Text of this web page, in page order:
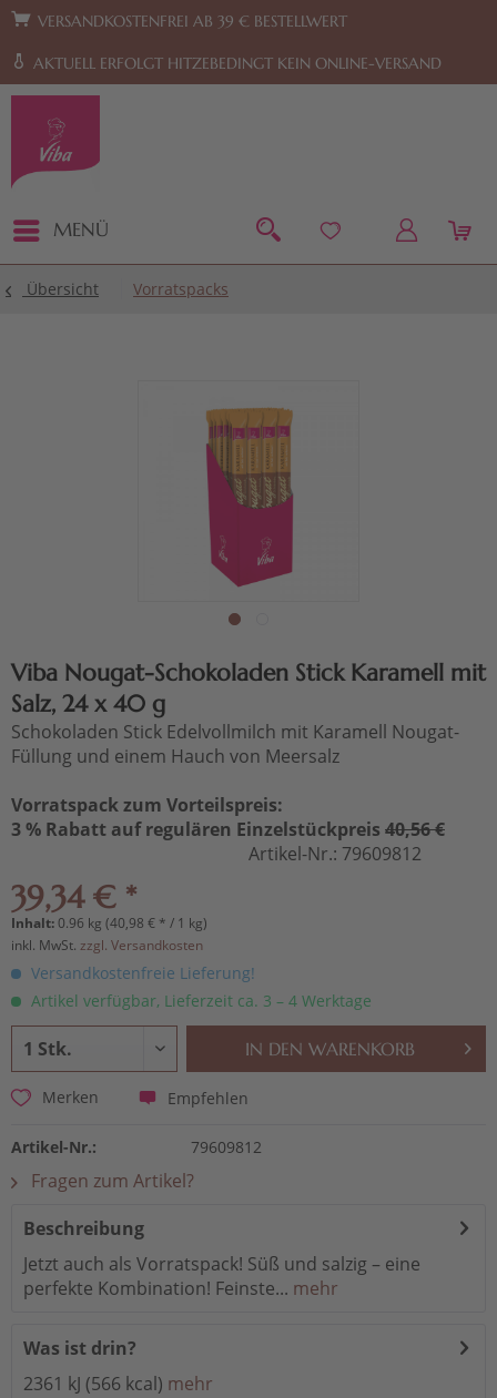
Zur Hauptnavigation springen Zum Footer springen
VERSANDKOSTENFREI AB 39 € BESTELLWERT
AKTUELL ERFOLGT HITZEBEDINGT KEIN ONLINE-VERSAND
MENÜ
Übersicht Vorratspacks
Viba Nougat-Schokoladen Stick Karamell mit
Salz, 24 x 40 g
Schokoladen Stick Edelvollmilch mit Karamell Nougat-
Füllung und einem Hauch von Meersalz
Vorratspack zum Vorteilspreis:
3 % Rabatt auf regulären Einzelstückpreis 40,56 €
Artikel-Nr.: 79609812
39,34 € *
Inhalt:0.96 kg (40,98 € * / 1 kg)
inkl. MwSt. zzgl. Versandkosten
Versandkostenfreie Lieferung!
Artikel verfügbar, Lieferzeit ca. 3 – 4 Werktage
IN DEN WARENKORB
Merken Empfehlen
Artikel-Nr.: 79609812
Fragen zum Artikel?
Beschreibung
Jetzt auch als Vorratspack! Süß und salzig – eine
perfekte Kombination! Feinste... mehr
Was ist drin?
2361 kJ (566 kcal) mehr